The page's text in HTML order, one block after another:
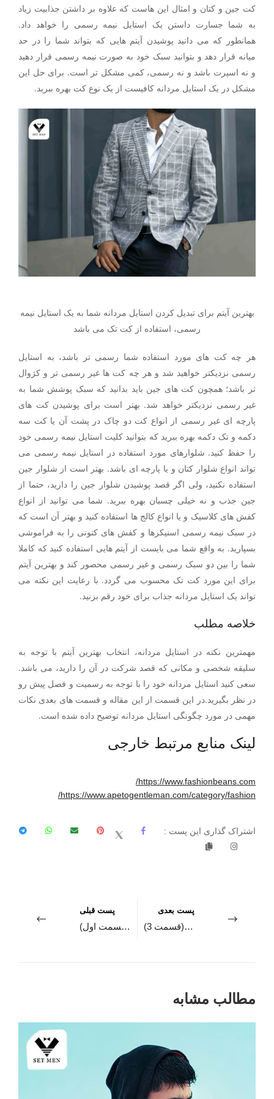
کت جین و کتان و امثال این هاست که علاوه بر داشتن جذابیت زیاد
به شما جسارت داستن یک استایل نیمه رسمی را خواهد داد.
همانطور که می دانید پوشیدن آیتم هایی که بتواند شما را در حد
میانه قرار دهد و بتوانید سبک خود به صورت نیمه رسمی قرار دهید
و نه اسپرت باشد و نه رسمی، کمی مشکل تر است. برای حل این
مشکل در یک استایل مردانه کافیست از یک نوع کت بهره ببرید.
بهترین آیتم برای تبدیل کردن استایل مردانه شما به یک استایل نیمه
رسمی، استفاده از کت تک می باشد
هر چه کت های مورد استفاده شما رسمی تر باشد، به استایل
رسمی نزدیکتر خواهید شد و هر چه کت ها غیر رسمی تر و کژوال
تر باشد؛ همچون کت های جین باید بدانید که سبک پوشش شما به
غیر رسمی نزدیکتر خواهد شد. بهتر است برای پوشیدن کت های
پارچه ای غیر رسمی از انواع کت دو چاک در پشت آن یا کت سه
دکمه و تک دکمه بهره ببرید که بتوانید کلیت استایل نیمه رسمی خود
را حفظ کنید. شلوارهای مورد استفاده در استایل نیمه رسمی می
تواند انواع شلوار کتان و یا پارچه ای باشد. بهتر است از شلوار جین
استفاده نکنید، ولی اگر قصد پوشیدن شلوار جین را دارید، حتما از
جین جذب و نه خیلی چسبان بهره ببرید. شما می توانید از انواع
کفش های کلاسیک و یا انواع کالج ها استفاده کنید و بهتر آن است که
در سبک نیمه رسمی اسنیکرها و کفش های کتونی را به فراموشی
بسپارید. به واقع شما می بایست از آیتم هایی استفاده کنید که کاملا
شما را بین دو سبک رسمی و غیر رسمی محصور کند و بهترین آیتم
برای این مورد کت تک محسوب می گردد. با رعایت این نکته می
تواند یک استایل مردانه جذاب برای خود رقم بزنید.
خلاصه مطلب
مهمترین نکته در استایل مردانه، انتخاب بهترین آیتم با توجه به
سلیقه شخصی و مکانی که قصد شرکت در آن را دارید، می باشد.
سعی کنید استایل مردانه خود را با توجه به رسمیت و فصل پیش رو
در نظر بگیرید.در این قسمت از این مقاله و قسمت های بعدی نکات
مهمی در مورد چگونگی استایل مردانه توضیح داده شده است.
لینک منابع مرتبط خارجی
https://www.fashionbeans.com/
https://www.apetogentleman.com/category/fashion/
اشتراک گذاری این پست :
پست قبلی
استایل مردانه برای شیک پوشان (قسمت اول)
پست بعدی
انواع استایل مردانه برای شیک پوشان (قسمت 3)
مطالب مشابه